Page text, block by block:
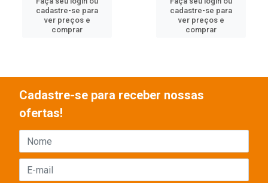
cadastre-se para
ver preços e
comprar
cadastre-se para
ver preços e
comprar
Cadastre-se para receber nossas
ofertas!